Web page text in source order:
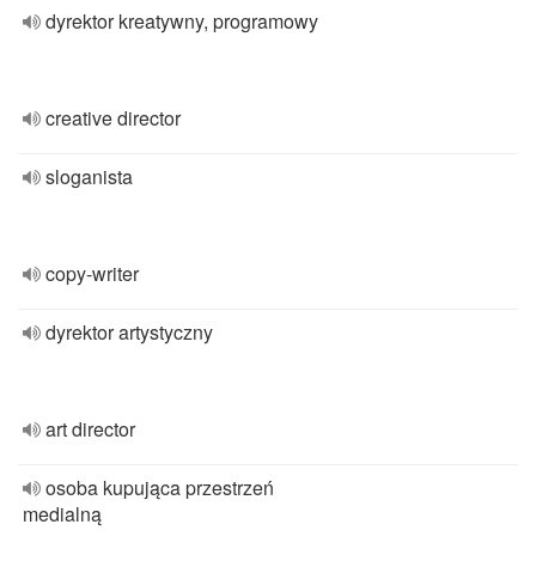
dyrektor kreatywny, programowy
creative director
sloganista
copy-writer
dyrektor artystyczny
art director
osoba kupująca przestrzeń
medialną